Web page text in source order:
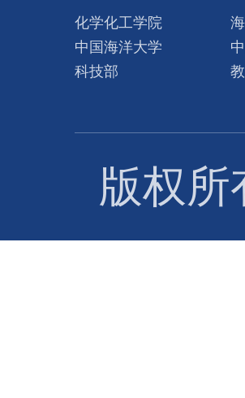
化学化工学院
中国海洋大学
科技部
版权